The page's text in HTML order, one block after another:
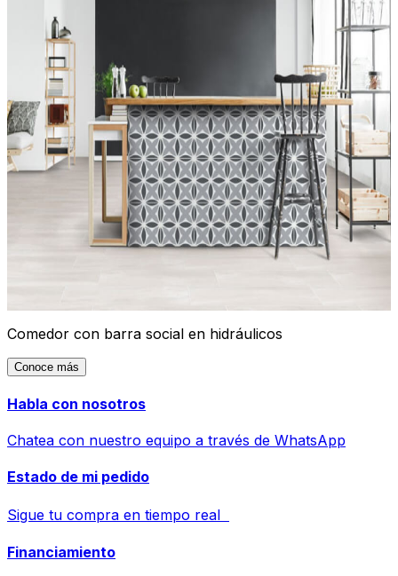
Comedor con barra social en hidráulicos
Conoce más
Habla con nosotros
Chatea con nuestro equipo a través de WhatsApp
Estado de mi pedido
Sigue tu compra en tiempo real
Financiamiento